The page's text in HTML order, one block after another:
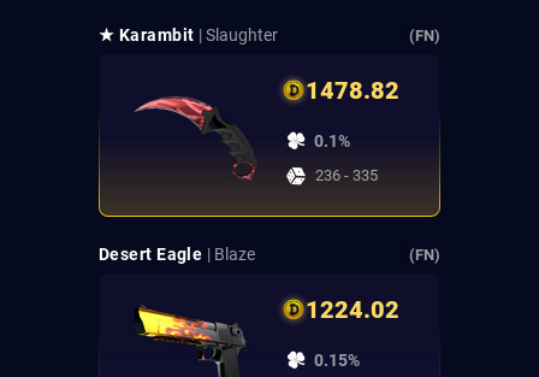
★ Karambit | Slaughter (FN)
1478.82
0.1%
236 - 335
Desert Eagle | Blaze (FN)
1224.02
0.15%